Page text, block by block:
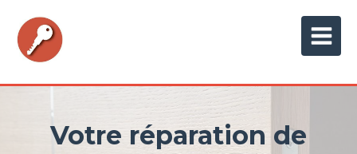
Votre réparation de